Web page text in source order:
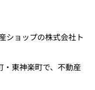
ショップの株式会社ト
東神楽町で、不動産